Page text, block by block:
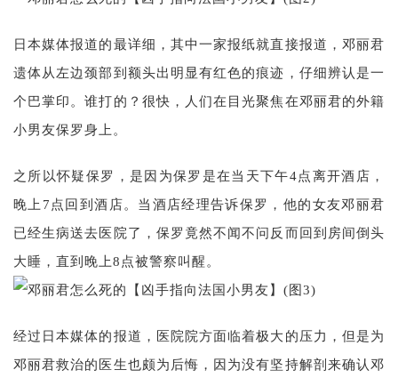
日本媒体报道的最详细，其中一家报纸就直接报道，邓丽君
遗体从左边颈部到额头出明显有红色的痕迹，仔细辨认是一
个巴掌印。谁打的？很快，人们在目光聚焦在邓丽君的外籍
小男友保罗身上。
之所以怀疑保罗，是因为保罗是在当天下午4点离开酒店，
晚上7点回到酒店。当酒店经理告诉保罗，他的女友邓丽君
已经生病送去医院了，保罗竟然不闻不问反而回到房间倒头
大睡，直到晚上8点被警察叫醒。
经过日本媒体的报道，医院院方面临着极大的压力，但是为
邓丽君救治的医生也颇为后悔，因为没有坚持解剖来确认邓